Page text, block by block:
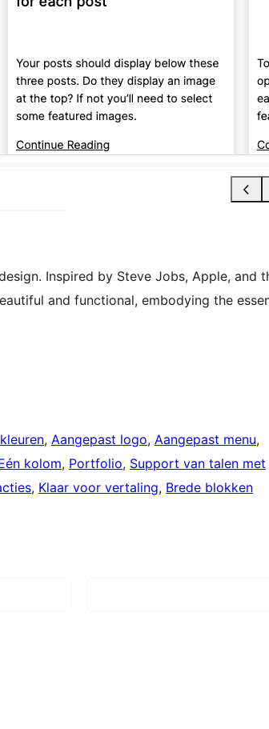
Inspired by Steve Jobs, Apple, and
and functional, embodying the
, Aangepast logo, Aangepast menu
kolom, Portfolio, Support van talen met
, Klaar voor vertaling, Brede blokken